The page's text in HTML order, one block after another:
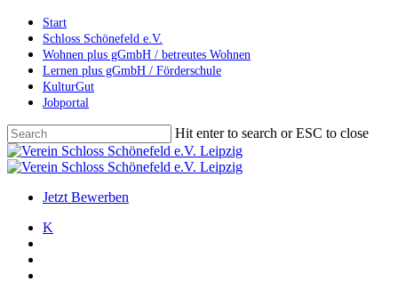
Skip
main
content
Start
Schloss Schönefeld e.V.
Wohnen plus gGmbH / betreutes Wohnen
Lernen plus gGmbH / Förderschule
KulturGut
Jobportal
Hit enter to search or ESC to close
Close
Search
search
account
Menu
Jetzt Bewerben
K